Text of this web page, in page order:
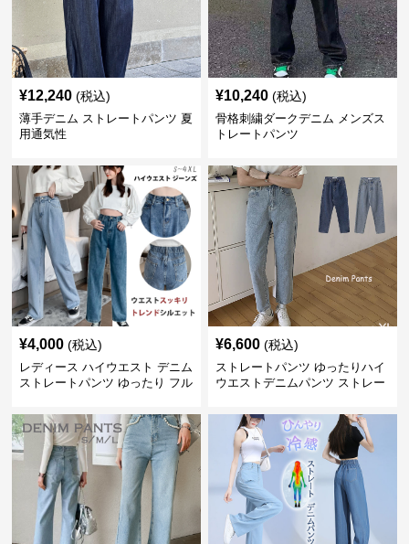
¥12,240 (税込)
薄手デニム ストレートパンツ 夏
用通気性
¥10,240 (税込)
骨格刺繍ダークデニム メンズス
トレートパンツ
¥4,000 (税込)
レディース ハイウエスト デニム
ストレートパンツ ゆったり フル
¥6,600 (税込)
ストレートパンツ ゆったりハイ
ウエストデニムパンツ ストレー